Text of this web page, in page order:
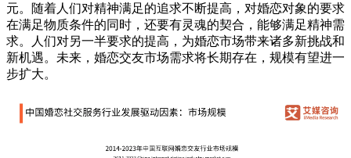
元。随着人们对精神满足的追求不断提高，对婚恋对象的要求
在满足物质条件的同时，还要有灵魂的契合，能够满足精神需
求。人们对另一半要求的提高，为婚恋市场带来诸多新挑战和
新机遇。未来，婚恋交友市场需求将长期存在，规模有望进一
步扩大。